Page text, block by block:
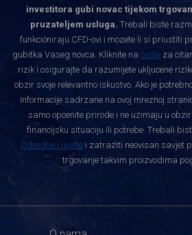
investitora gubi novac tijekom
pruzateljem usluga. Trebali biste
funkcioniraju CFD-ovi i mozete li si priustiti
gubitka Vaseg novca. Kliknite na ovdje za
rizik i osigurajte da razumijete ukljucene
obzir svoje relevantno iskustvo. Ako je
Informacije sadrzane na ovoj mreznoj
samo opcenite prirode i ne uzimaju u
financijsku situaciju ili potrebe. Trebali
Odredbe i uvjete i zatraziti neovisan savjet
trgovanje takvim proizvodima